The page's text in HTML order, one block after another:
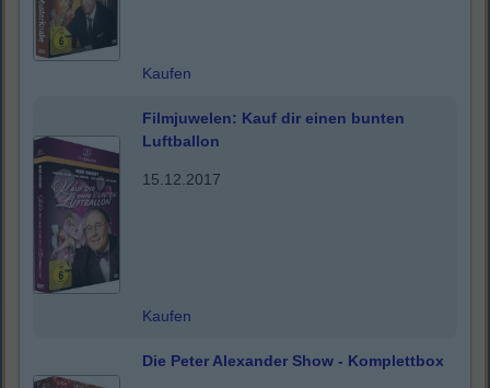
Kaufen
Filmjuwelen: Kauf dir einen bunten
Luftballon
15.12.2017
Kaufen
Die Peter Alexander Show - Komplettbox